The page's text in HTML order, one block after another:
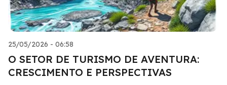
25/05/2026 - 06:58
O SETOR DE TURISMO DE AVENTURA:
CRESCIMENTO E PERSPECTIVAS